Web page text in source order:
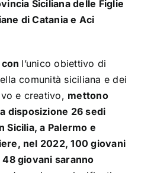
Siciliana delle Figlie
di Catania e Aci
l’unico obiettivo di
comunità siciliana e dei
e creativo, mettono
disposizione 26 sedi
Sicilia, a Palermo e
nel 2022, 100 giovani
giovani saranno